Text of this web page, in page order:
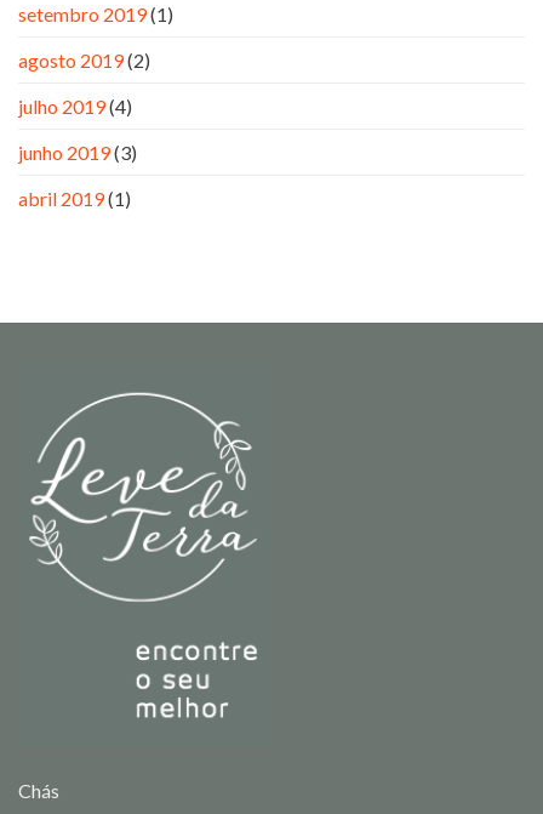
setembro 2019(1)
agosto 2019(2)
julho 2019(4)
junho 2019(3)
abril 2019(1)
Chás